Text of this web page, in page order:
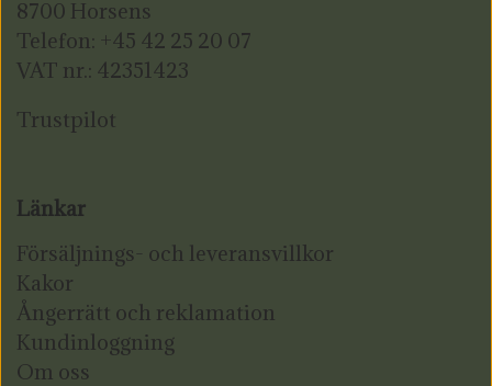
8700 Horsens
Telefon: +45 42 25 20 07
VAT nr.: 42351423
Trustpilot
Länkar
Försäljnings- och leveransvillkor
Kakor
Ångerrätt och reklamation
Kundinloggning
Om oss